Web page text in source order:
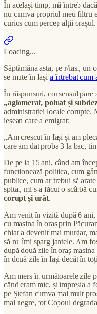
În același timp, mă întreb
nu cumva propriul meu filtru
curios cum percep alții orașul.
Loading...
Săptămâna asta, pe r/iasi, un
se mute în Iași a întrebat cum
În răspunsuri, consensul pare
„aglomerat, poluat și
administrației locale corupte.
ieșean care a emigrat:
„Am crescut în Iași și am
care am dat proba 3 la bac,
De pe la 15 ani, când am
funcționează politica, cum
publice, cum ar trebui să
spital, mi s-a făcut o scârbă
corupt și urât.
Am venit în vizită după 6 ani,
cu mașina în oraș prin
chiar a devenit mai murdar,
să nu îmi sparg jantele. Am
după două zile în oraș
în două zile în Iași decât în
Am mers în următoarele zile
când eram mic, și impresia a
pe Ștefan cumva mai mult
mai negre, tot Copoul